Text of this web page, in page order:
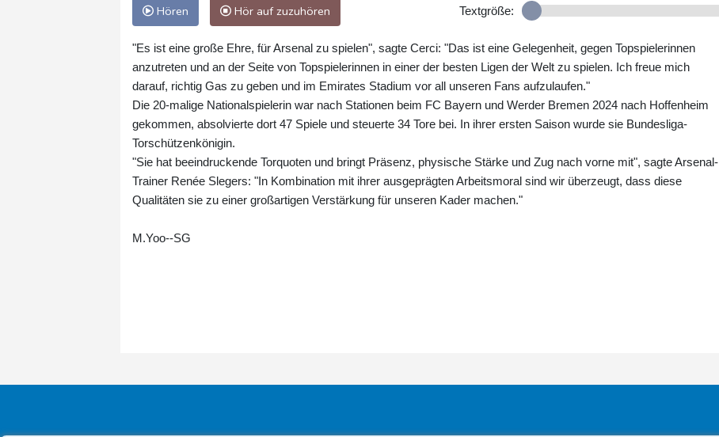
Hören Hör auf zuzuhören Textgröße:
"Es ist eine große Ehre, für Arsenal zu spielen", sagte Cerci: "Das ist eine Gelegenheit, gegen Topspielerinnen
anzutreten und an der Seite von Topspielerinnen in einer der besten Ligen der Welt zu spielen. Ich freue mich
darauf, richtig Gas zu geben und im Emirates Stadium vor all unseren Fans aufzulaufen."
Die 20-malige Nationalspielerin war nach Stationen beim FC Bayern und Werder Bremen 2024 nach Hoffenheim
gekommen, absolvierte dort 47 Spiele und steuerte 34 Tore bei. In ihrer ersten Saison wurde sie Bundesliga-
Torschützenkönigin.
"Sie hat beeindruckende Torquoten und bringt Präsenz, physische Stärke und Zug nach vorne mit", sagte Arsenal-
Trainer Renée Slegers: "In Kombination mit ihrer ausgeprägten Arbeitsmoral sind wir überzeugt, dass diese
Qualitäten sie zu einer großartigen Verstärkung für unseren Kader machen."
M.Yoo--SG